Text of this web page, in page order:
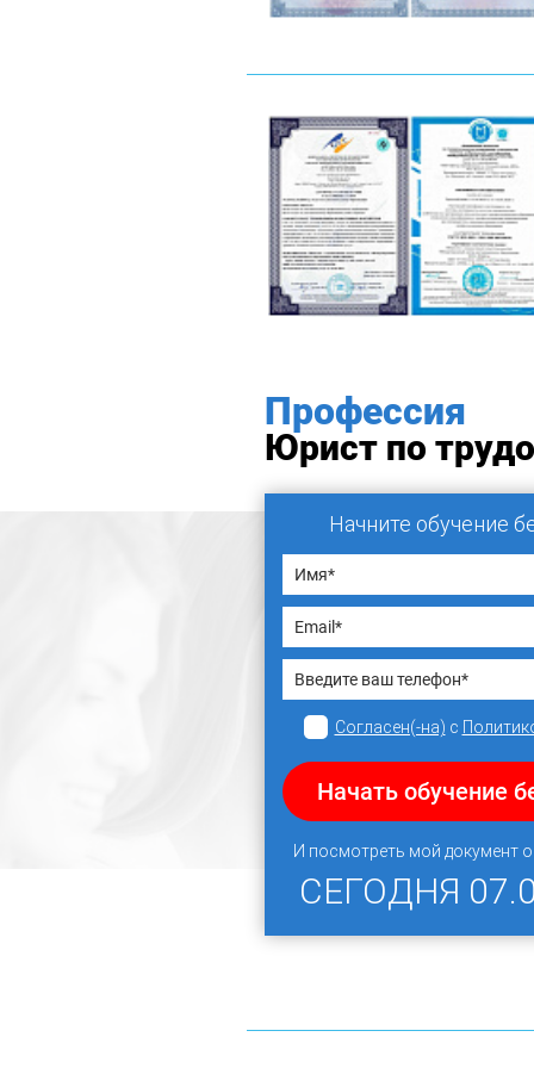
Профессия
Юрист по
Начните обучение
Согласен(-на) с
Начать обучение
И посмотреть мой документ
СЕГОДНЯ